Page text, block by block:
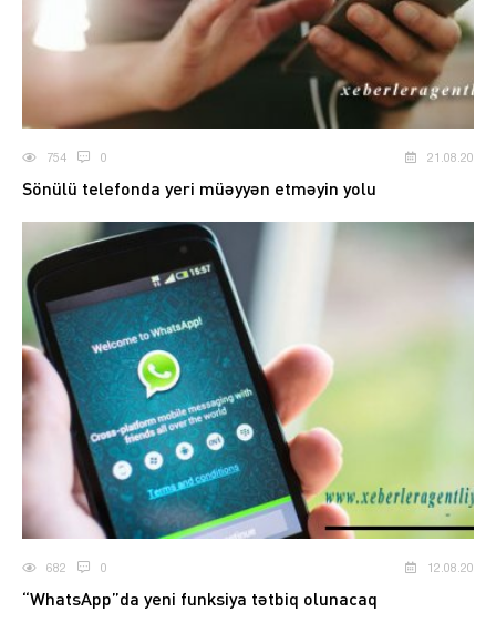
754 0 21.08.20
Sönülü telefonda yeri müəyyən etməyin yolu
682 0 12.08.20
“WhatsApp”da yeni funksiya tətbiq olunacaq